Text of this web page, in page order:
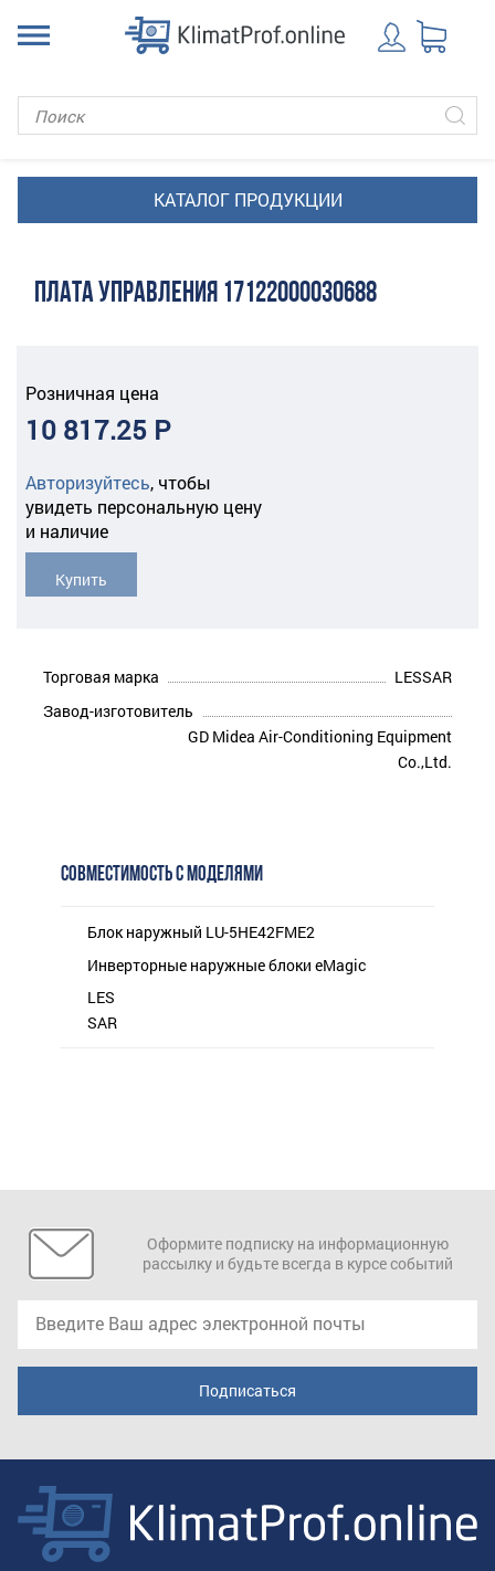
ПЛАТА УПРАВЛЕНИЯ 17122000030688
Розничная цена
10 817.25 Р
Авторизуйтесь, чтобы
увидеть персональную цену
и наличие
Купить
Торговая марка
LESSAR
Завод-изготовитель
GD Midea Air-Conditioning Equipment
Co.,Ltd.
СОВМЕСТИМОСТЬ С МОДЕЛЯМИ
Блок наружный LU-5HE42FME2
LES
SAR
Инверторные наружные блоки eMagic
Оформите подписку на информационную
рассылку и будьте всегда в курсе событий